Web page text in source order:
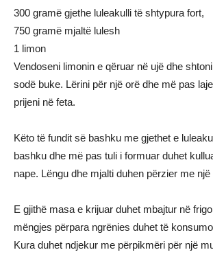
300 gramë gjethe luleakulli të shtypura fort,
750 gramë mjaltë lulesh
1 limon
Vendoseni limonin e qëruar në ujë dhe
sodë buke. Lërini për një orë dhe më pas
prijeni në feta.
Këto të fundit së bashku me gjethet e
bashku dhe më pas tuli i formuar duhet
nape. Lëngu dhe mjalti duhen përzier me një
E gjithë masa e krijuar duhet mbajtur në
mëngjes përpara ngrënies duhet të
Kura duhet ndjekur me përpikmëri për një